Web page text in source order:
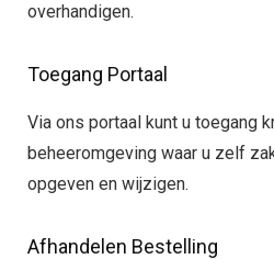
overhandigen.
Toegang Portaal
Via ons portaal kunt u toegang
beheeromgeving waar u zelf
opgeven en wijzigen.
Afhandelen Bestelling